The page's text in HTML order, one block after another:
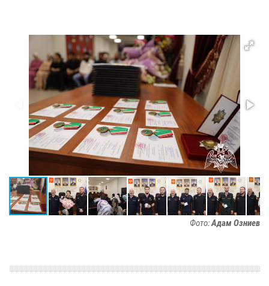
Фото:Адам Озниев